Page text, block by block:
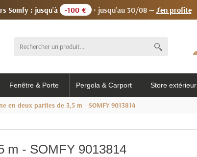
Somfy : jusqu'à -100 € · jusqu'au 30/08 — J'en profite
Fenêtre & Porte Pergola & Carport Store extérieur
en deux parties de 3,5 m - SOMFY 9013814
m - SOMFY 9013814